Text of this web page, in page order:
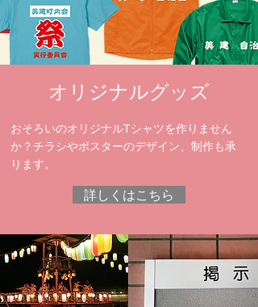
​オリジナルグッズ
おそろいのオリジナルTシャツを作りません
か？ チラシやポスターのデザイン、制作も承
ります。
詳しくはこちら